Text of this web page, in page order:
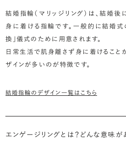
結婚指輪（マリッジリング）は、結婚
身に着ける指輪です。一般的に結婚
換」儀式のために用意されます。
日常生活で肌身離さず身に着けること
ザインが多いのが特徴です。
結婚指輪のデザイン一覧はこちら
エンゲージリングとは？どんな意味が